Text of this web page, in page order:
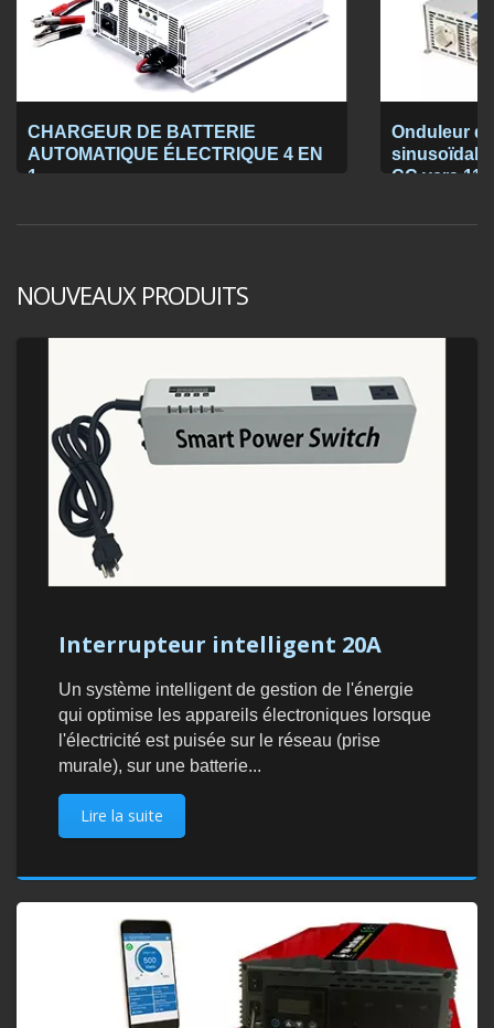
CHARGEUR DE BATTERIE
AUTOMATIQUE ÉLECTRIQUE 4 EN
1
Onduleur
sinusoïdale
CC vers
NOUVEAUX PRODUITS
Interrupteur intelligent 20A
Un système intelligent de gestion de l'énergie
qui optimise les appareils électroniques lorsque
l'électricité est puisée sur le réseau (prise
murale), sur une batterie...
Lire la suite